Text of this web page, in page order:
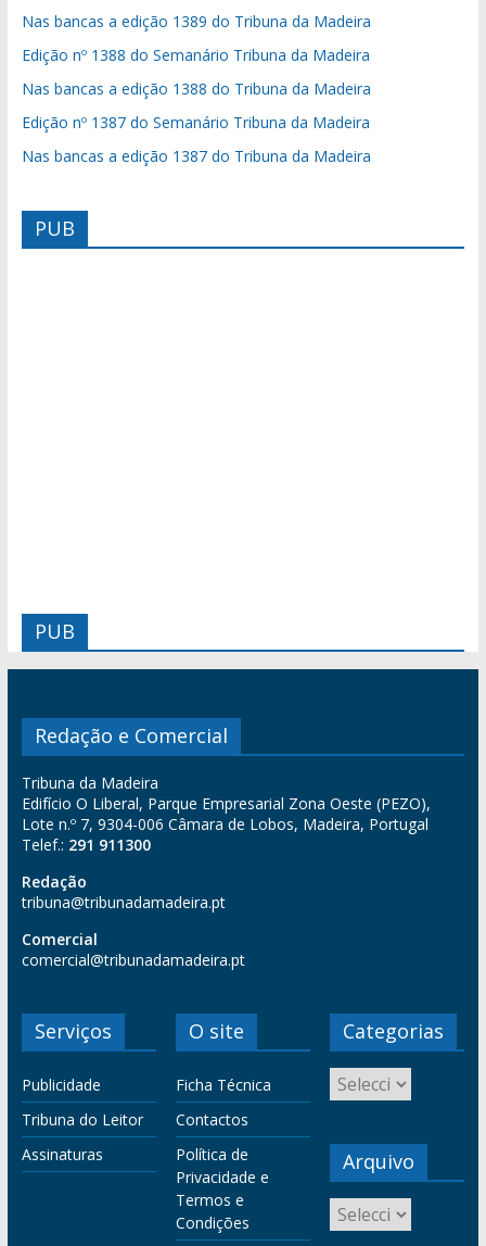
Nas bancas a edição 1389 do Tribuna da Madeira
Edição nº 1388 do Semanário Tribuna da Madeira
Nas bancas a edição 1388 do Tribuna da Madeira
Edição nº 1387 do Semanário Tribuna da Madeira
Nas bancas a edição 1387 do Tribuna da Madeira
PUB
PUB
Redação e Comercial
Tribuna da Madeira
Edifício O Liberal, Parque Empresarial Zona Oeste (PEZO),
Lote n.º 7, 9304-006 Câmara de Lobos, Madeira, Portugal
Telef.: 291 911300
Redação
tribuna@tribunadamadeira.pt
Comercial
comercial@tribunadamadeira.pt
Serviços
Publicidade
Tribuna do Leitor
Assinaturas
O site
Ficha Técnica
Contactos
Política de
Privacidade e
Termos e
Condições
Categorias
Arquivo